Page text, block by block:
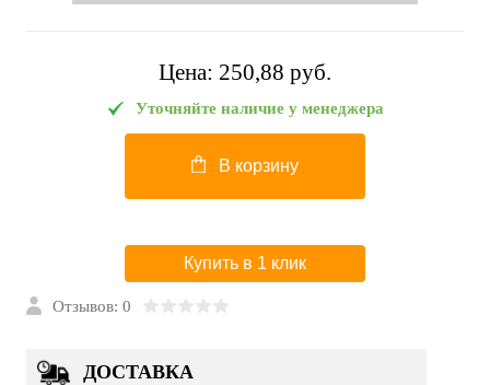
Цена: 250,88 pуб.
Уточняйте наличие у менеджера
В корзину
Купить в 1 клик
Отзывов: 0
ДОСТАВКА